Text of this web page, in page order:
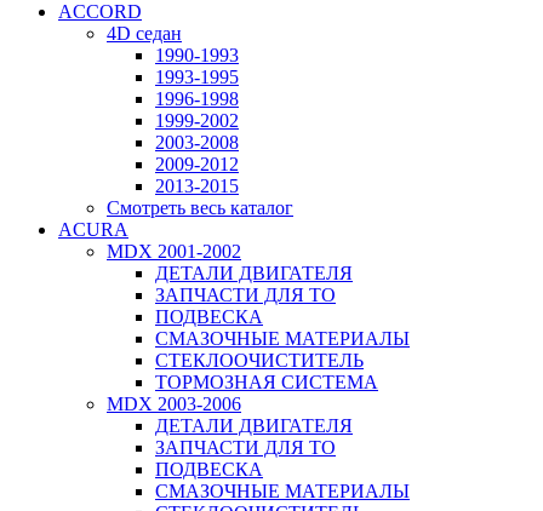
ACCORD
4D седан
1990-1993
1993-1995
1996-1998
1999-2002
2003-2008
2009-2012
2013-2015
Смотреть весь каталог
ACURA
MDX 2001-2002
ДЕТАЛИ ДВИГАТЕЛЯ
ЗАПЧАСТИ ДЛЯ ТО
ПОДВЕСКА
СМАЗОЧНЫЕ МАТЕРИАЛЫ
СТЕКЛООЧИСТИТЕЛЬ
ТОРМОЗНАЯ СИСТЕМА
MDX 2003-2006
ДЕТАЛИ ДВИГАТЕЛЯ
ЗАПЧАСТИ ДЛЯ ТО
ПОДВЕСКА
СМАЗОЧНЫЕ МАТЕРИАЛЫ